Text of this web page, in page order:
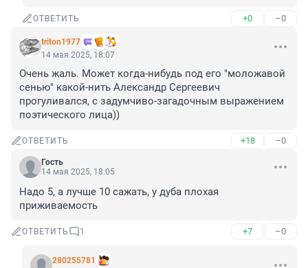
ОТВЕТИТЬ +0 –0
triton1977
14 мая 2025, 18:07
Очень жаль. Может когда-нибудь под его "моложавой
сенью" какой-нить Александр Сергеевич
прогуливался, с задумчиво-загадочным выражением
поэтического лица))
ОТВЕТИТЬ +18 –0
Гость
14 мая 2025, 18:05
Надо 5, а лучше 10 сажать, у дуба плохая
приживаемость
ОТВЕТИТЬ 1 +7 –0
280255781